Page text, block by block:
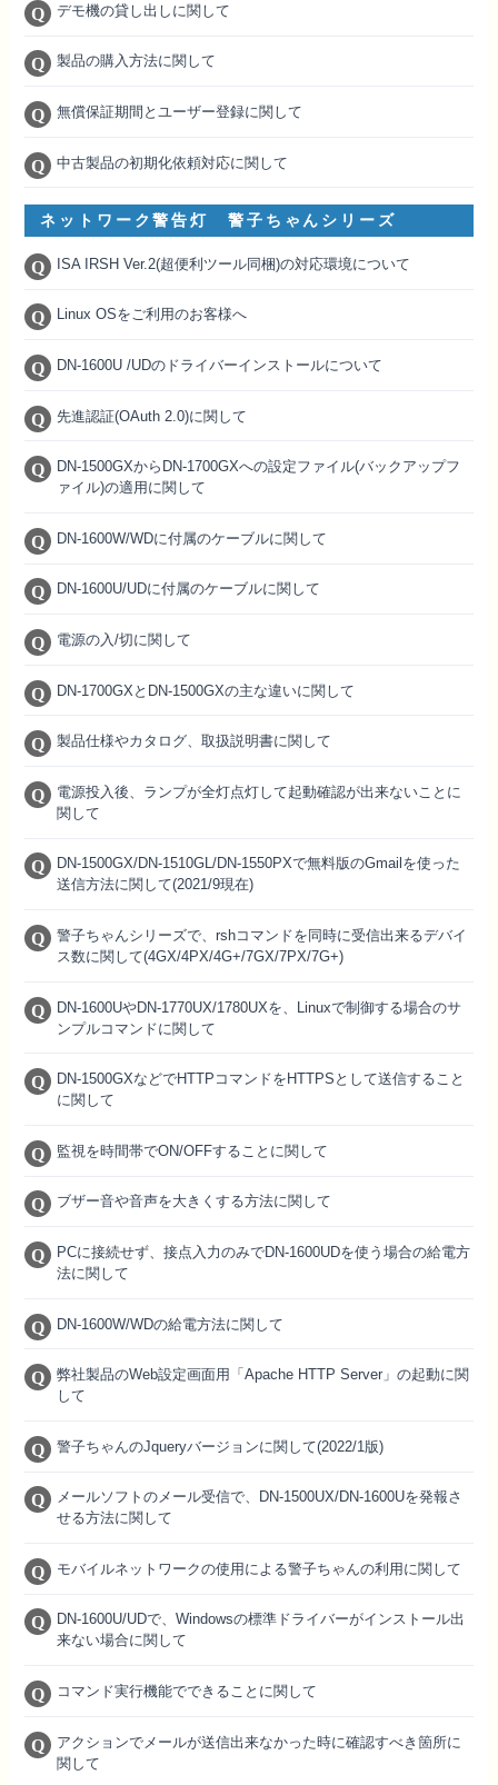
デモ機の貸し出しに関して
製品の購入方法に関して
無償保証期間とユーザー登録に関して
中古製品の初期化依頼対応に関して
ネットワーク警告灯 警子ちゃんシリーズ
ISA IRSH Ver.2(超便利ツール同梱)の対応環境について
Linux OSをご利用のお客様へ
DN-1600U /UDのドライバーインストールについて
先進認証(OAuth 2.0)に関して
DN-1500GXからDN-1700GXへの設定ファイル(バックアップフ
ァイル)の適用に関して
DN-1600W/WDに付属のケーブルに関して
DN-1600U/UDに付属のケーブルに関して
電源の入/切に関して
DN-1700GXとDN-1500GXの主な違いに関して
製品仕様やカタログ、取扱説明書に関して
電源投入後、ランプが全灯点灯して起動確認が出来ないことに
関して
DN-1500GX/DN-1510GL/DN-1550PXで無料版のGmailを使った
送信方法に関して(2021/9現在)
警子ちゃんシリーズで、rshコマンドを同時に受信出来るデバイ
ス数に関して(4GX/4PX/4G+/7GX/7PX/7G+)
DN-1600UやDN-1770UX/1780UXを、Linuxで制御する場合のサ
ンプルコマンドに関して
DN-1500GXなどでHTTPコマンドをHTTPSとして送信すること
に関して
監視を時間帯でON/OFFすることに関して
ブザー音や音声を大きくする方法に関して
PCに接続せず、接点入力のみでDN-1600UDを使う場合の給電方
法に関して
DN-1600W/WDの給電方法に関して
弊社製品のWeb設定画面用「Apache HTTP Server」の起動に関
して
警子ちゃんのJqueryバージョンに関して(2022/1版)
メールソフトのメール受信で、DN-1500UX/DN-1600Uを発報さ
せる方法に関して
モバイルネットワークの使用による警子ちゃんの利用に関して
DN-1600U/UDで、Windowsの標準ドライバーがインストール出
来ない場合に関して
コマンド実行機能でできることに関して
アクションでメールが送信出来なかった時に確認すべき箇所に
関して